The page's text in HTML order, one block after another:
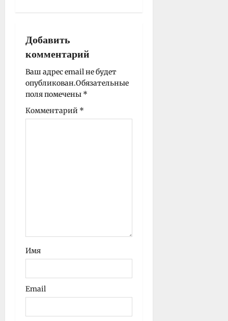
и
с
и
Добавить
комментарий
Ваш адрес email не будет
опубликован.Обязательные
поля помечены *
Комментарий *
Имя
Email